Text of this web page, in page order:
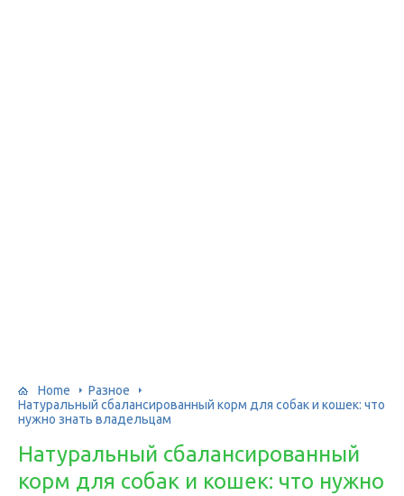
Home
Разное
Натуральный сбалансированный корм для собак и кошек: что
нужно знать владельцам
Натуральный сбалансированный
корм для собак и кошек: что нужно